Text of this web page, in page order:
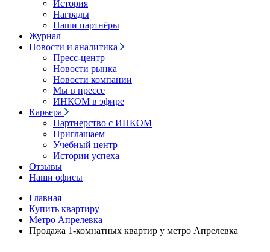
История
Награды
Наши партнёры
Журнал
Новости и аналитика
Пресс-центр
Новости рынка
Новости компании
Мы в прессе
ИНКОМ в эфире
Карьера
Партнерство с ИНКОМ
Приглашаем
Учебный центр
Истории успеха
Отзывы
Наши офисы
Главная
Купить квартиру
Метро Апрелевка
Продажа 1-комнатных квартир у метро Апрелевка